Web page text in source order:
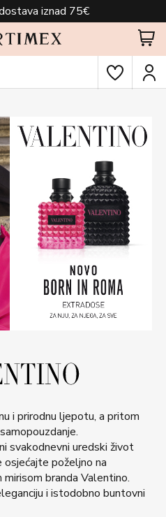
iznad 75€
i prirodnu ljepotu, a pritom
svakodnevni uredski život
osjećajte poželjno na
branda Valentino.
i istodobno buntovni